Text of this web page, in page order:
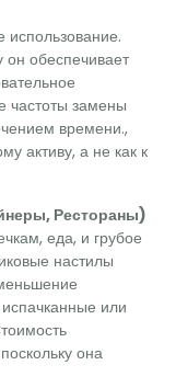
использование.
он обеспечивает
частоты замены
времени.,
активу, а не как к
Рестораны)
еда, и грубое
настилы
или
она